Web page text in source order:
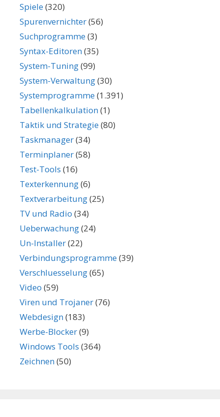
Spiele(320)
Spurenvernichter(56)
Suchprogramme(3)
Syntax-Editoren(35)
System-Tuning(99)
System-Verwaltung(30)
Systemprogramme(1.391)
Tabellenkalkulation(1)
Taktik und Strategie(80)
Taskmanager(34)
Terminplaner(58)
Test-Tools (16)
Texterkennung(6)
Textverarbeitung(25)
TV und Radio (34)
Ueberwachung(24)
Un-Installer(22)
Verbindungsprogramme(39)
Verschluesselung(65)
Video (59)
Viren und Trojaner(76)
Webdesign(183)
Werbe-Blocker(9)
Windows Tools (364)
Zeichnen(50)